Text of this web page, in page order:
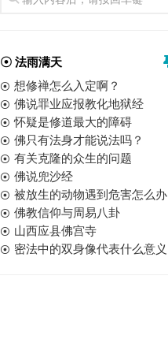
☉ 法雨满天
想修禅怎么入定啊？
佛说罪业应报教化地狱经
怀疑是修道最大的障碍
佛只有法身才能说法吗？
有关克隆的众生的问题
佛说兜沙经
被放生的动物遇到危害怎么办
佛教信仰与周易八卦
山西应县佛宫寺
密法中的双身像代表什么意义